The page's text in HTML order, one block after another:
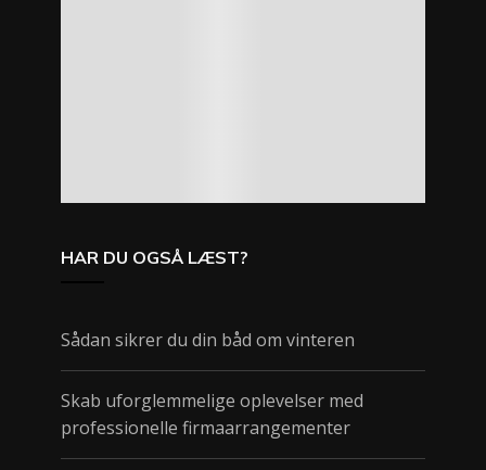
HAR DU OGSÅ LÆST?
Sådan sikrer du din båd om vinteren
Skab uforglemmelige oplevelser med
professionelle firmaarrangementer